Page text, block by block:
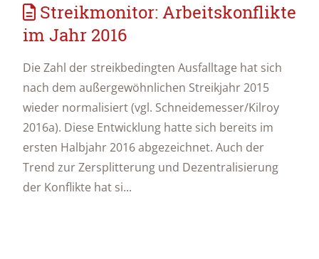
Streikmonitor: Arbeitskonflikte
im Jahr 2016
Die Zahl der streikbedingten Ausfalltage hat sich
nach dem außergewöhnlichen Streikjahr 2015
wieder normalisiert (vgl. Schneidemesser/Kilroy
2016a). Diese Entwicklung hatte sich bereits im
ersten Halbjahr 2016 abgezeichnet. Auch der
Trend zur Zersplitterung und Dezentralisierung
der Konflikte hat si...